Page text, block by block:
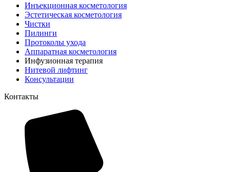
Инъекционная косметология
Эстетическая косметология
Чистки
Пилинги
Протоколы ухода
Аппаратная косметология
Инфузионная терапия
Нитевой лифтинг
Консультации
Контакты